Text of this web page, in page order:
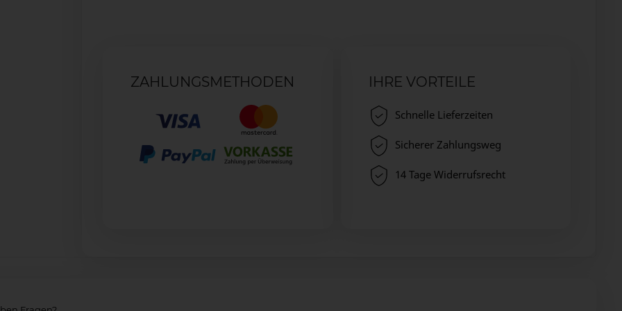
ZAHLUNGSMETHODEN IHRE VORTEILE
Schnelle Lieferzeiten
Sicherer Zahlungsweg
14 Tage Widerrufsrecht